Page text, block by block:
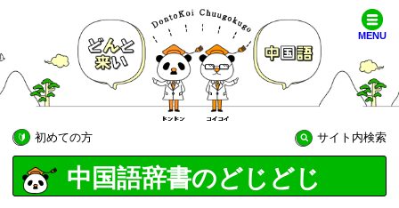
MENU
初めての方 サイト内検索
中国語辞書のどじどじ